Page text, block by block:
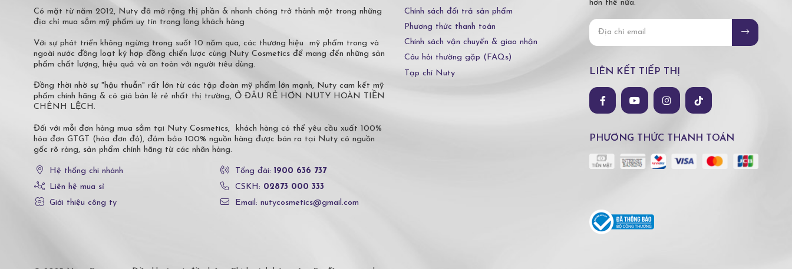
Có mặt từ năm 2012, Nuty đã mở rộng thị phần & nhanh chóng trở thành một trong những
địa chỉ mua sắm mỹ phẩm uy tín trong lòng khách hàng
Với sự phát triển không ngừng trong suốt 10 năm qua, các thương hiệu mỹ phẩm trong và
ngoài nước đồng loạt ký hợp đồng chiến lược cùng Nuty Cosmetics để mang đến những sản
phẩm chất lượng, hiệu quả và an toàn với người tiêu dùng.
Đồng thời nhờ sự "hậu thuẫn" rất lớn từ các tập đoàn mỹ phẩm lớn mạnh, Nuty cam kết mỹ
phẩm chính hãng & có giá bán lẻ rẻ nhất thị trường, Ở ĐÂU RẺ HƠN NUTY HOÀN TIỀN
CHÊNH LỆCH.
Đối với mỗi đơn hàng mua sắm tại Nuty Cosmetics, khách hàng có thể yêu cầu xuất 100%
hóa đơn GTGT (hóa đơn đỏ), đảm bảo 100% nguồn hàng được bán ra tại Nuty có nguồn
gốc rõ ràng, sản phẩm chính hãng từ các nhãn hàng.
Hệ thống chi nhánh
Liên hệ mua sỉ
Giới thiệu công ty
Tổng đài: 1900 636 737
CSKH: 02873 000 333
Email: nutycosmetics@gmail.com
Chính sách đổi trả sản phẩm
Phương thức thanh toán
Chính sách vận chuyển & giao nhận
Câu hỏi thường gặp (FAQs)
Tạp chí Nuty
hơn thế nữa.
LIÊN KẾT TIẾP THỊ
PHƯƠNG THỨC THANH TOÁN